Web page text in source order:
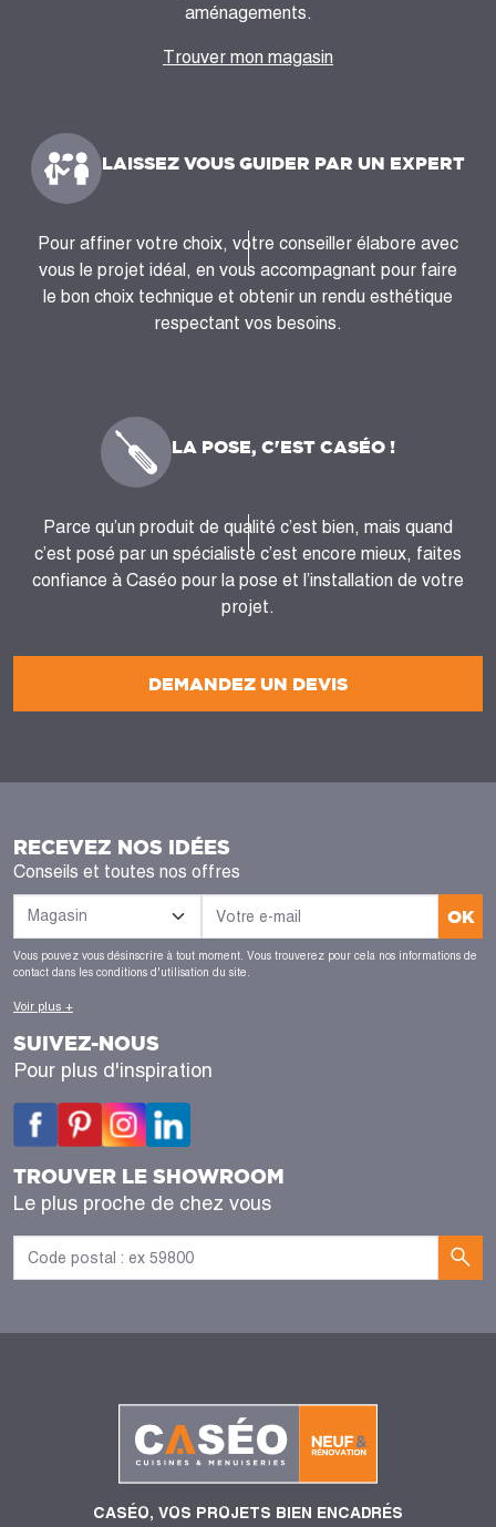
DEMANDEZ UN DEVIS
aménagements.
Trouver mon magasin
LAISSEZ VOUS GUIDER PAR UN EXPERT
Pour affiner votre choix, votre conseiller élabore avec
vous le projet idéal, en vous accompagnant pour faire
le bon choix technique et obtenir un rendu esthétique
respectant vos besoins.
LA POSE, C'EST CASÉO !
Parce qu’un produit de qualité c’est bien, mais quand
c’est posé par un spécialiste c’est encore mieux, faites
confiance à Caséo pour la pose et l’installation de votre
projet.
RECEVEZ NOS IDÉES
Conseils et toutes nos offres
OK
Vous pouvez vous désinscrire à tout moment. Vous trouverez pour cela nos informations de
contact dans les conditions d'utilisation du site.
Voir plus +
SUIVEZ-NOUS
Pour plus d'inspiration
TROUVER LE SHOWROOM
Le plus proche de chez vous
CASÉO, VOS PROJETS BIEN ENCADRÉS